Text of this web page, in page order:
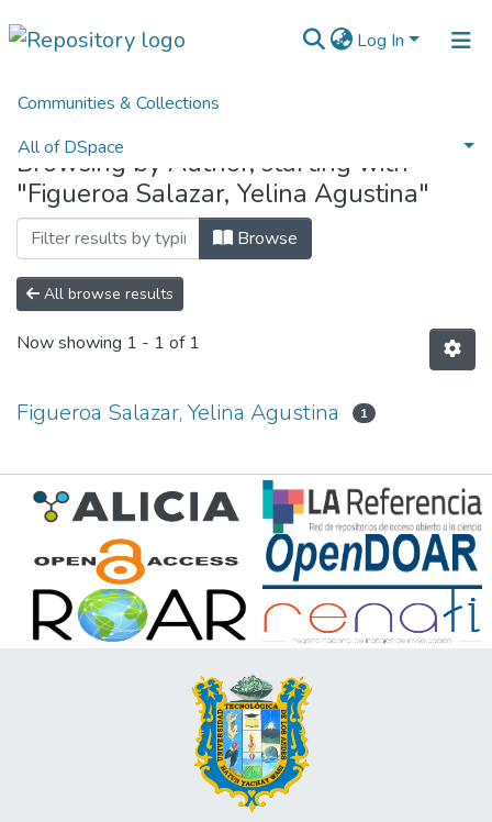
Log In
Communities & Collections
All of DSpace
Normativas
Home Browse by Author
Browsing by Author, starting with
"Figueroa Salazar, Yelina Agustina"
Browse
All browse results
Now showing 1 - 1 of 1
Figueroa Salazar, Yelina Agustina 1